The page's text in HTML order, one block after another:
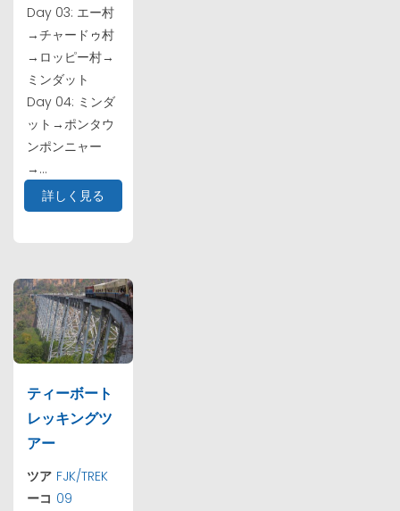
Day 03: エー村
→チャードゥ村
→ロッピー村→
ミンダット
Day 04: ミンダ
ット→ポンタウ
ンポンニャー
→...
詳しく見る
ティーボート
レッキングツ
アー
ツア
ーコ
FJK/TREK
09